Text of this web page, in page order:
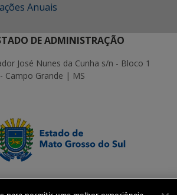
Anuais
DE ADMINISTRAÇÃO
José Nunes da Cunha s/n - Bloco 1
Campo Grande | MS